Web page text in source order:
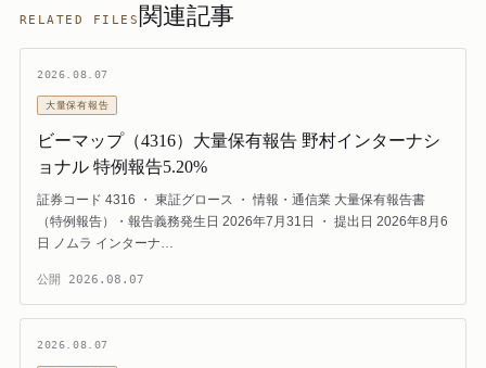
RELATED FILES 関連記事
2026.08.07
大量保有報告
ビーマップ（4316）大量保有報告 野村インターナシ
ョナル 特例報告5.20%
証券コード 4316 ・ 東証グロース ・ 情報・通信業 大量保有報告書
（特例報告）・報告義務発生日 2026年7月31日 ・ 提出日 2026年8月6
日 ノムラ インターナ…
公開 2026.08.07
2026.08.07